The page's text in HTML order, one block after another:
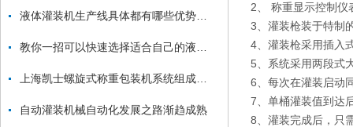
自动灌装机械自动化发展之路渐趋成熟
2、 称重显示控制仪
3、灌装枪装于特制
4、灌装枪采用插入
5、系统采用两段式
6、每次在灌装启动
7、单桶灌装值到达
8、灌装完成后，只